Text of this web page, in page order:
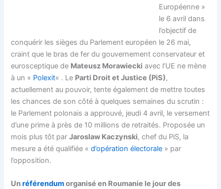
Européenne »
le 6 avril dans
l’objectif de
conquérir les sièges du Parlement européen le 26 mai,
craint que le bras de fer du gouvernement conservateur et
eurosceptique de Mateusz Morawiecki avec l’UE ne mène
à un « Polexit« . Le Parti Droit et Justice (PiS),
actuellement au pouvoir, tente également de mettre toutes
les chances de son côté à quelques semaines du scrutin :
le Parlement polonais a approuvé, jeudi 4 avril, le versement
d’une prime à près de 10 millions de retraités. Proposée un
mois plus tôt parJaroslaw Kaczynski, chef du PiS, la
mesure a été qualifiée «d’opération électorale » par
l’opposition.
Unréférendumorganisé en Roumanie le jour des